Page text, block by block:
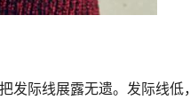
际线展露无遗。发际线低，